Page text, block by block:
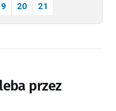
20 21
przez